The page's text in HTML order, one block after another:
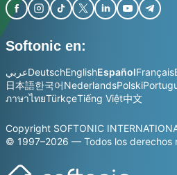
Softonic en:
عربيDeutschEnglishEspañolFrançais
日本語한국어NederlandsPolski
ภาษาไทยTürkçeTiếng Việt中文
Copyright SOFTONIC
© 1997–2026 — Todos los derechos